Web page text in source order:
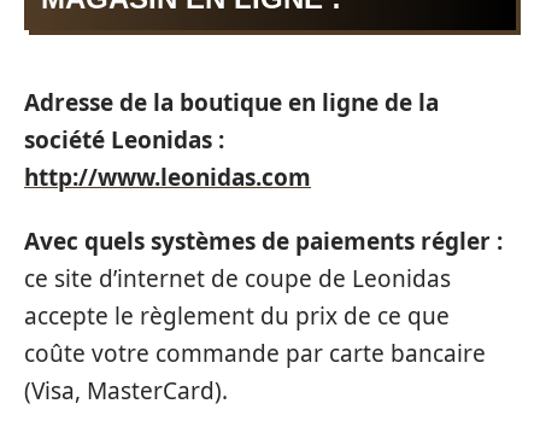
Adresse de la boutique en ligne de la
société Leonidas :
http://www.leonidas.com
Avec quels systèmes de paiements régler :
ce site d’internet de coupe de Leonidas
accepte le règlement du prix de ce que
coûte votre commande par carte bancaire
(Visa, MasterCard).